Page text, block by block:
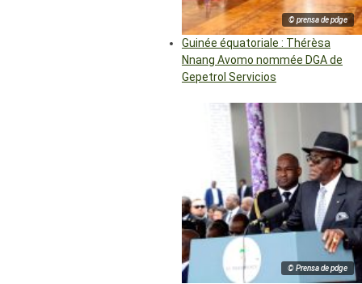
© prensa de pdge
Guinée équatoriale : Thérèsa
Nnang Avomo nommée DGA de
Gepetrol Servicios
© Prensa de pdge